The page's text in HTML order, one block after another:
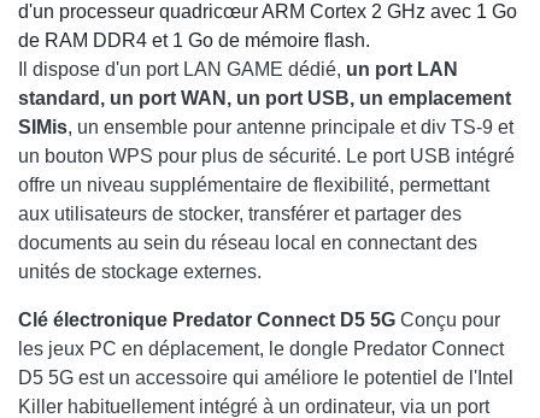
d'un processeur quadricœur ARM Cortex 2 GHz avec 1 Go
de RAM DDR4 et 1 Go de mémoire flash.
Il dispose d'un port LAN GAME dédié, un port LAN
standard, un port WAN, un port USB, un emplacement
SIMis, un ensemble pour antenne principale et div TS-9 et
un bouton WPS pour plus de sécurité. Le port USB intégré
offre un niveau supplémentaire de flexibilité, permettant
aux utilisateurs de stocker, transférer et partager des
documents au sein du réseau local en connectant des
unités de stockage externes.
Clé électronique Predator Connect D5 5G Conçu pour
les jeux PC en déplacement, le dongle Predator Connect
D5 5G est un accessoire qui améliore le potentiel de l'Intel
Killer habituellement intégré à un ordinateur, via un port